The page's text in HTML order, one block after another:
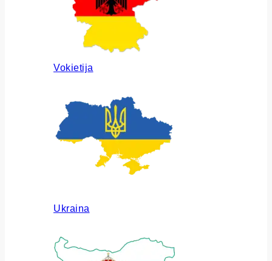
Vokietija
Ukraina